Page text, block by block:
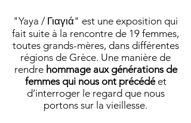
"Yaya / Γιαγιά" est une exposition qui
fait suite à la rencontre de 19 femmes,
toutes grands-mères, dans différentes
régions de Grèce. Une manière de
rendre hommage aux générations de
femmes qui nous ont précédéet
d’interroger le regard que nous
portons sur la vieillesse.